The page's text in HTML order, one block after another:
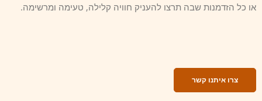
או כל הזדמנות שבה תרצו להעניק חוויה קלילה, טעימה ומרשימה.
צרו איתנו קשר